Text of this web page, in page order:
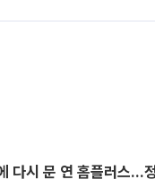
다시 문 연 홈플러스…